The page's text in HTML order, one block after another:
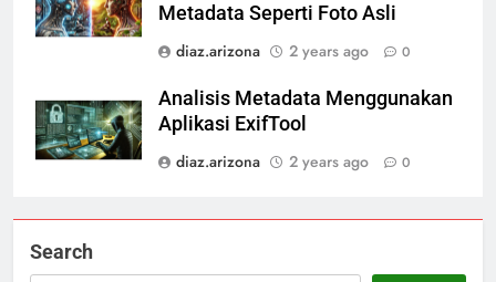
Metadata Seperti Foto Asli
diaz.arizona
2 years ago 0
Analisis Metadata Menggunakan
Aplikasi ExifTool
diaz.arizona
2 years ago 0
Search